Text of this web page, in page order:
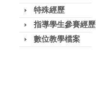
特殊經歷
指導學生參賽經歷
數位教學檔案